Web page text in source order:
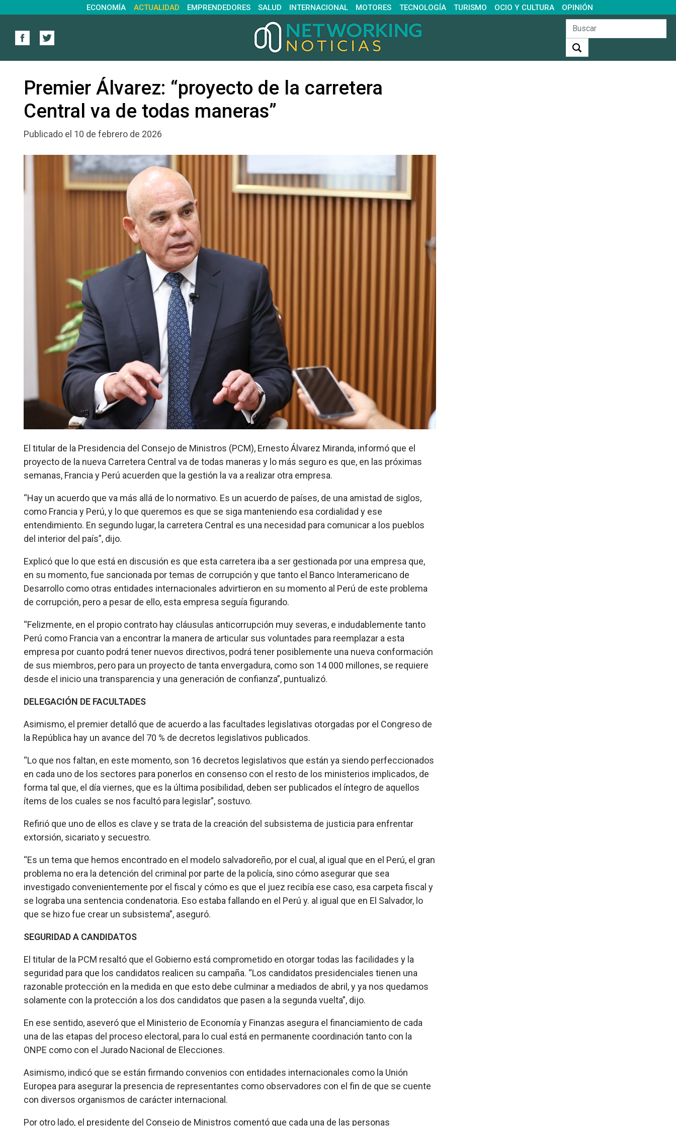
ECONOMÍA ACTUALIDAD EMPRENDEDORES SALUD INTERNACIONAL MOTORES TECNOLOGÍA TURISMO OCIO Y CULTURA OPINIÓN
Premier Álvarez: “proyecto de la carretera
Central va de todas maneras”
Publicado el 10 de febrero de 2026
El titular de la Presidencia del Consejo de Ministros (PCM), Ernesto Álvarez Miranda, informó que el
proyecto de la nueva Carretera Central va de todas maneras y lo más seguro es que, en las próximas
semanas, Francia y Perú acuerden que la gestión la va a realizar otra empresa.
“Hay un acuerdo que va más allá de lo normativo. Es un acuerdo de países, de una amistad de siglos,
como Francia y Perú, y lo que queremos es que se siga manteniendo esa cordialidad y ese
entendimiento. En segundo lugar, la carretera Central es una necesidad para comunicar a los pueblos
del interior del país”, dijo.
Explicó que lo que está en discusión es que esta carretera iba a ser gestionada por una empresa que,
en su momento, fue sancionada por temas de corrupción y que tanto el Banco Interamericano de
Desarrollo como otras entidades internacionales advirtieron en su momento al Perú de este problema
de corrupción, pero a pesar de ello, esta empresa seguía figurando.
“Felizmente, en el propio contrato hay cláusulas anticorrupción muy severas, e indudablemente tanto
Perú como Francia van a encontrar la manera de articular sus voluntades para reemplazar a esta
empresa por cuanto podrá tener nuevos directivos, podrá tener posiblemente una nueva conformación
de sus miembros, pero para un proyecto de tanta envergadura, como son 14 000 millones, se requiere
desde el inicio una transparencia y una generación de confianza”, puntualizó.
DELEGACIÓN DE FACULTADES
Asimismo, el premier detalló que de acuerdo a las facultades legislativas otorgadas por el Congreso de
la República hay un avance del 70 % de decretos legislativos publicados.
“Lo que nos faltan, en este momento, son 16 decretos legislativos que están ya siendo perfeccionados
en cada uno de los sectores para ponerlos en consenso con el resto de los ministerios implicados, de
forma tal que, el día viernes, que es la última posibilidad, deben ser publicados el íntegro de aquellos
ítems de los cuales se nos facultó para legislar”, sostuvo.
Refirió que uno de ellos es clave y se trata de la creación del subsistema de justicia para enfrentar
extorsión, sicariato y secuestro.
“Es un tema que hemos encontrado en el modelo salvadoreño, por el cual, al igual que en el Perú, el gran
problema no era la detención del criminal por parte de la policía, sino cómo asegurar que sea
investigado convenientemente por el fiscal y cómo es que el juez recibía ese caso, esa carpeta fiscal y
se lograba una sentencia condenatoria. Eso estaba fallando en el Perú y. al igual que en El Salvador, lo
que se hizo fue crear un subsistema”, aseguró.
SEGURIDAD A CANDIDATOS
El titular de la PCM resaltó que el Gobierno está comprometido en otorgar todas las facilidades y la
seguridad para que los candidatos realicen su campaña. “Los candidatos presidenciales tienen una
razonable protección en la medida en que esto debe culminar a mediados de abril, y ya nos quedamos
solamente con la protección a los dos candidatos que pasen a la segunda vuelta”, dijo.
En ese sentido, aseveró que el Ministerio de Economía y Finanzas asegura el financiamiento de cada
una de las etapas del proceso electoral, para lo cual está en permanente coordinación tanto con la
ONPE como con el Jurado Nacional de Elecciones.
Asimismo, indicó que se están firmando convenios con entidades internacionales como la Unión
Europea para asegurar la presencia de representantes como observadores con el fin de que se cuente
con diversos organismos de carácter internacional.
Por otro lado, el presidente del Consejo de Ministros comentó que cada una de las personas